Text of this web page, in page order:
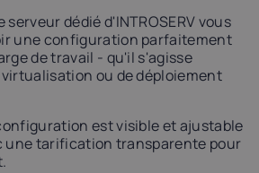
dédié d'INTROSERV vous
une configuration parfaitement
de travail - qu'il s'agisse
ou de déploiement
est visible et ajustable
une tarification transparente pour